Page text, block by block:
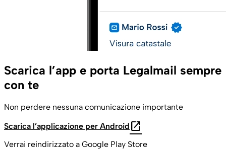
Scarica l’app e porta Legalmail sempre
con te
Non perdere nessuna comunicazione importante
Scarica l’applicazione per Android open_in_new
Verrai reindirizzato a Google Play Store